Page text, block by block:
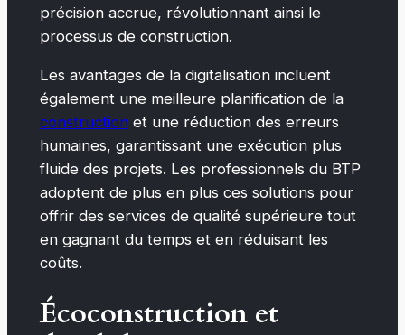
précision accrue, révolutionnant ainsi le
processus de construction.
Les avantages de la digitalisation incluent
également une meilleure planification de la
constructionet une réduction des erreurs
humaines, garantissant une exécution plus
fluide des projets. Les professionnels du BTP
adoptent de plus en plus ces solutions pour
offrir des services de qualité supérieure tout
en gagnant du temps et en réduisant les
coûts.
Écoconstruction et